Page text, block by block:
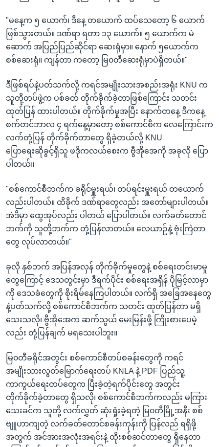
"မနေ့က ၅ ယောက်၊ ဒီနေ့ တယောက် ထပ်သေတော့ ၆ ယောက်
ဖြစ်သွားတယ်။ ဒဏ်ရာ ရတာ ၁၃ ယောက်။ ၅ ယောက်က မဲ
ဆောက် အပြည်ပြည်ဆိုင်ရာ ဆေးရုံမှာ။ နောက် ၅ယောက်က
စစ်ဆေးရုံ။ ကျန်တာ ကတော့ မြ၀တီဆေးရုံမှာပဲရှိတယ်။"
ဒီဖြစ်ရပ်နဲ့ပတ်သက်လို့ ကရင်အမျိုးသားအစည်းအရုံး KNU က
သူတို့တပ်ဖွဲ့က ပစ်ခတ် တိုက်ခိုက်ခဲ့တာဖြစ်ကြောင်း သတင်း
ထုတ်ပြန် ထားပါတယ်။ တိုက်ခိုက်မှုအပြီး နောက်တနေ့ ဒီကနေ့
စက်တင်ဘာလ ၄ ရက်နေ့မှာတော့ စစ်ကောင်စီက လေကြောင်းက
လက်တုံ့ပြန် တိုက်ခိုက်တာတွေ ရှိခဲ့တယ်လို့ KNU
ပြောရေးဆိုခွင့်ရှိသူ ဖဒိုကလယ်စေးက ဗွီအိုအေကို အခုလို ပြော
ပါတယ်။
"စစ်ကောင်စီဘက်က ခရိုင်မှူးရယ်၊ တပ်ရင်းမှူးရယ် တယောက်
လည်းပါတယ်။ ထိခိုက် ဒဏ်ရာတွေလည်း အတော်များပါတယ်။
အဲဒီမှာ ထွေအုပ်လည်း ပါတယ် ပြောပါတယ်။ လက်ခတ်တောင်
ဘက်ကို သူတို့ဘက်က တုံ့ပြန်လာတယ်။ လေယာဉ်နဲ့ ဗုံးကြဲတာ
တွေ လုပ်လာတယ်။"
ခုလို နှစ်ဘက် အပြန်အလှန် တိုက်ခိုက်မှုတွေနဲ့ စစ်ရေးတင်းမာမှု
တွေကြောင့် ဒေသတွင်းမှာ ဒီရက်ပိုင်း စစ်ရေးအရှိန် ပိုမြင့်လာမှာ
ကို ဒေသခံတွေကို စိုးရိမ်နေကြပါတယ်။ လက်ရှိ အခြေအနေတွေ
နဲ့ပတ်သက်လို့ စစ်ကောင်စီဘက်က သတင်း ထုတ်ပြန်တာ မရှိ
သေးသလို၊ ဗွီအိုအေက ဆက်သွယ် မေးမြန်းဖို့ ကြိုးစားပေမဲ့
လည်း တုံ့ပြန်ချက် မရသေးပါဘူး။
မြ၀တီခရိုင်အတွင်း စစ်ကောင်စီတပ်စခန်းတွေကို ကရင်
အမျိုးသားလွတ်မြောက်ရေးတပ် KNLA နဲ့ PDF ပြည်သူ့
ကာကွယ်ရေးတပ်တွေက ပြီးခဲ့တဲ့ရက်ပိုင်းတွေ အတွင်း
တိုက်ခိုက်ခဲ့တာတွေ ရှိသလို၊ စစ်ကောင်စီဘက်ကလည်း မကြား
သေးခင်က သူတို့ လက်လွှတ် ဆုံးရှုံးခဲ့ရတဲ့ မြ၀တီမြို့အနီး စစ်
ဗျူဟာကျတဲ့ လက်ခတ်တောင်စခန်းကုန်းကို ပြန်လည် ရရှိဖို့
အတွက် အင်အားအလုံးအရင်းနဲ့ ထိုးစစ်ဆင်တာတွေ ရှိနေတာ